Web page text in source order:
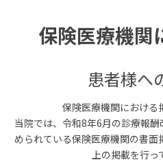
保険医療機関
患者様へ
保険医療機関における
当院では、令和8年6月の診療報
められている保険医療機関の書
上の掲載を行っ